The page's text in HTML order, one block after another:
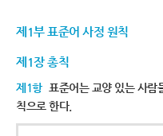
제1부 표준어 사정 원칙
제1장 총칙
제1항 표준어는 교양 있는 사람
칙으로 한다.